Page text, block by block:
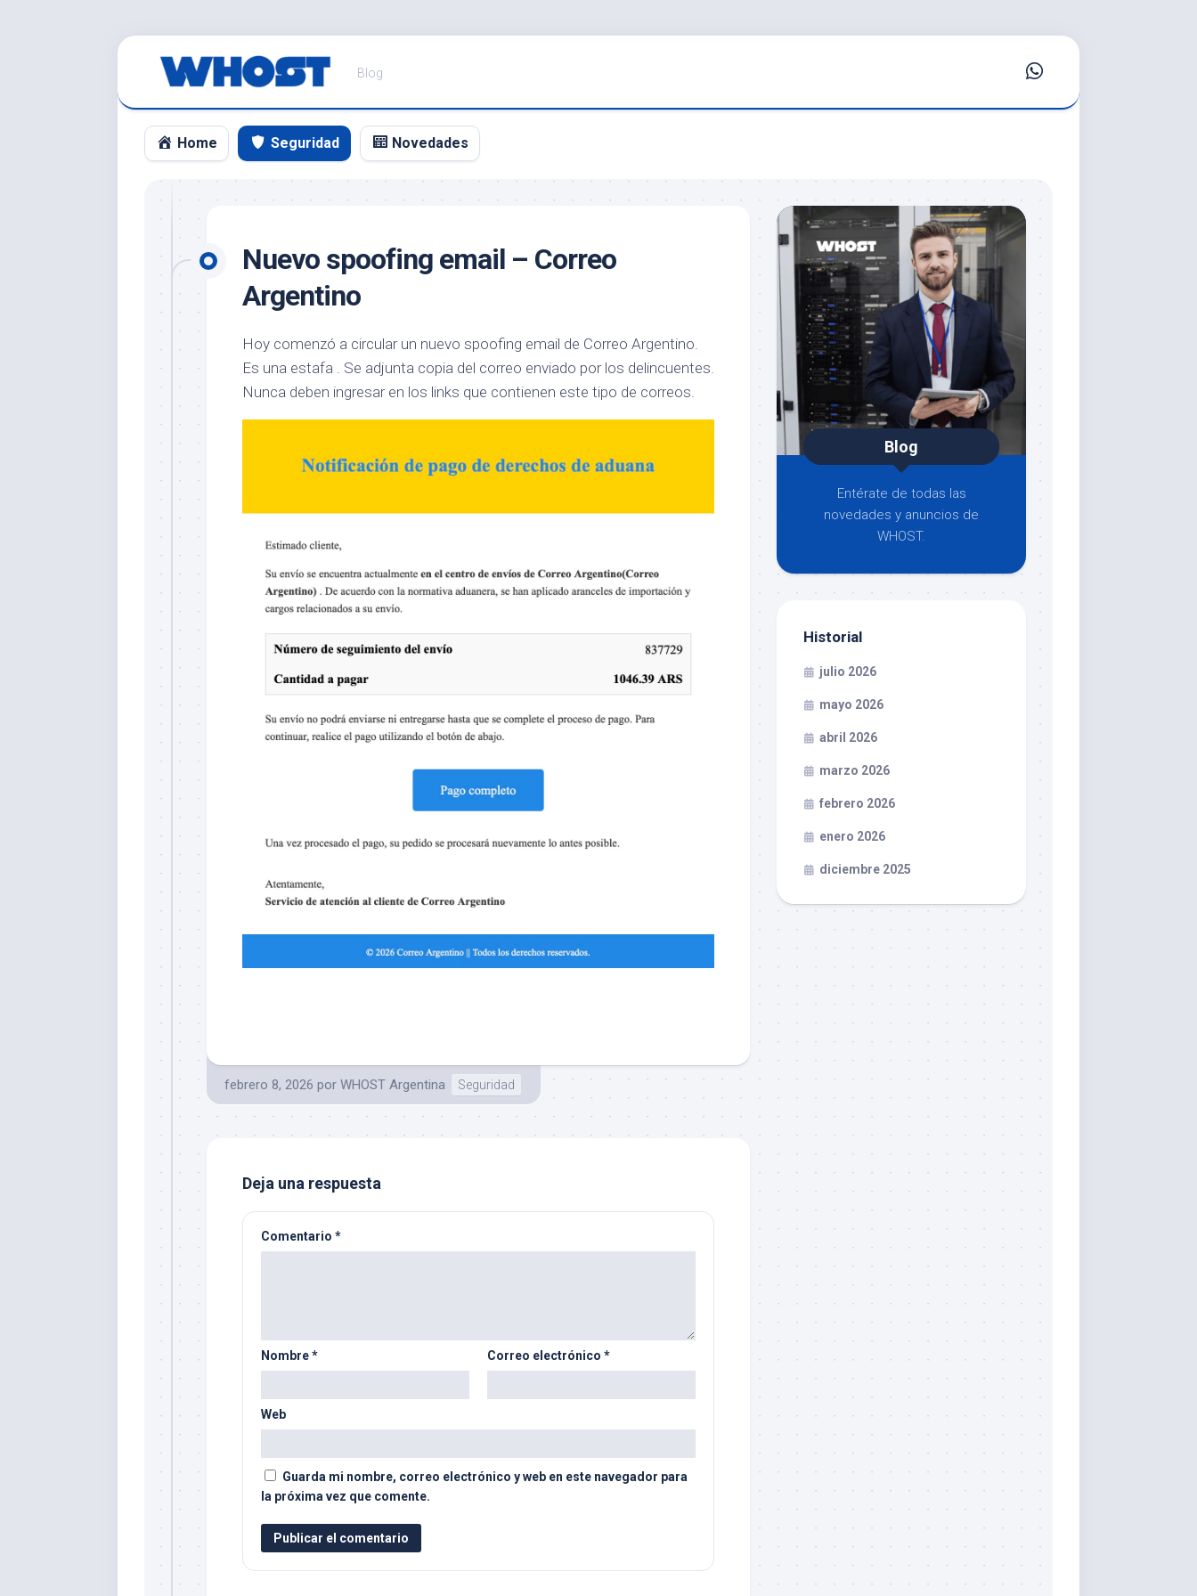
Blog
Home Seguridad Novedades
Nuevo spoofing email – Correo
Argentino
Hoy comenzó a circular un nuevo spoofing email de Correo Argentino.
Es una estafa . Se adjunta copia del correo enviado por los delincuentes.
Nunca deben ingresar en los links que contienen este tipo de correos.
febrero 8, 2026 por WHOST Argentina Seguridad
Deja una respuesta
Comentario *
Nombre* Correo electrónico *
Web
Guarda mi nombre, correo electrónico y web en este navegador para
la próxima vez que comente.
Blog
Entérate de todas las
novedades y anuncios de
WHOST.
Historial
julio 2026
mayo 2026
abril 2026
marzo 2026
febrero 2026
enero 2026
diciembre 2025